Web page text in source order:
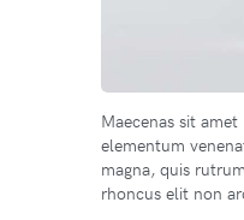
Maecenas sit
elementum
magna, quis
rhoncus elit non